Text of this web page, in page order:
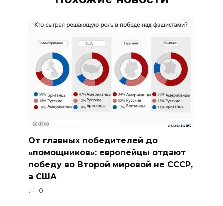
От главных победителей до
«помощников»: европейцы отдают
победу во Второй мировой не СССР,
а США
0